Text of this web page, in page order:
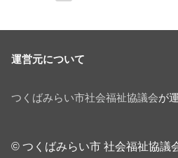
運営元について
つくばみらい市社会福祉協議会が
© つくばみらい市 社会福祉協議